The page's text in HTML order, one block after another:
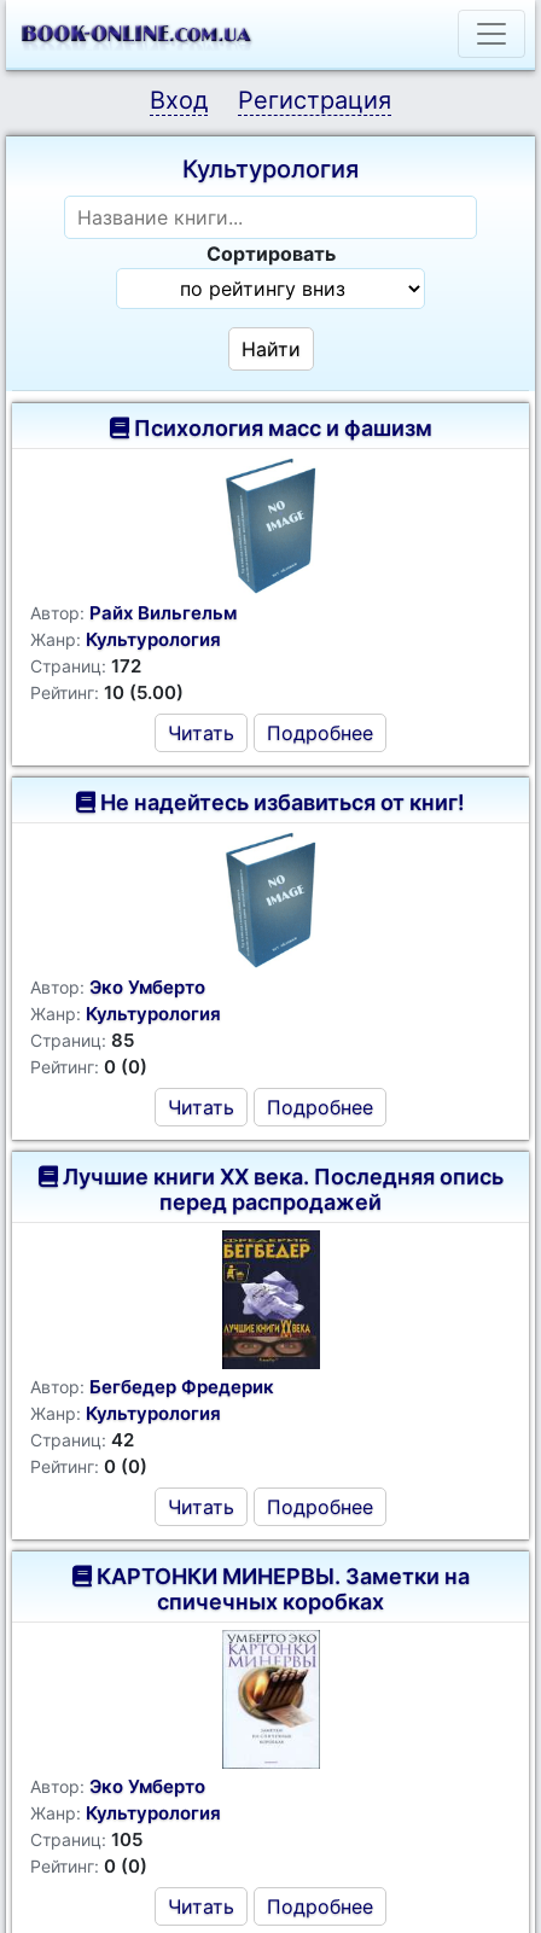
Вход Регистрация
Культурология
Сортировать
Психология масс и фашизм
Автор: Райх Вильгельм
Жанр: Культурология
Страниц: 172
Рейтинг: 10 (5.00)
Читать Подробнее
Не надейтесь избавиться от книг!
Автор: Эко Умберто
Жанр: Культурология
Страниц: 85
Рейтинг: 0 (0)
Читать Подробнее
Лучшие книги XX века. Последняя опись
перед распродажей
Автор: Бегбедер Фредерик
Жанр: Культурология
Страниц: 42
Рейтинг: 0 (0)
Читать Подробнее
КАРТОНКИ МИНЕРВЫ. Заметки на
спичечных коробках
Автор: Эко Умберто
Жанр: Культурология
Страниц: 105
Рейтинг: 0 (0)
Читать Подробнее